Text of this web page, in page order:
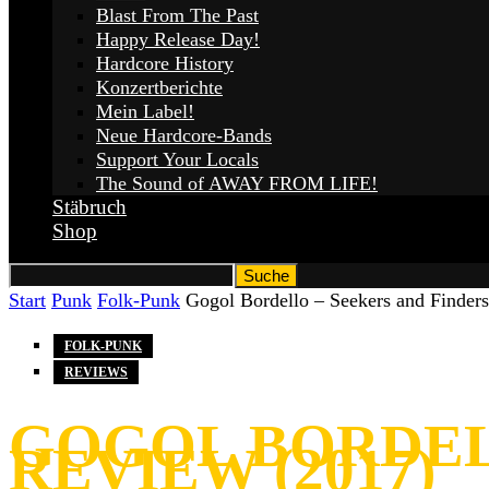
Blast From The Past
Happy Release Day!
Hardcore History
Konzertberichte
Mein Label!
Neue Hardcore-Bands
Support Your Locals
The Sound of AWAY FROM LIFE!
Stäbruch
Shop
Start Punk Folk-Punk Gogol Bordello – Seekers and
FOLK-PUNK
REVIEWS
GOGOL
REVIEW (2017)